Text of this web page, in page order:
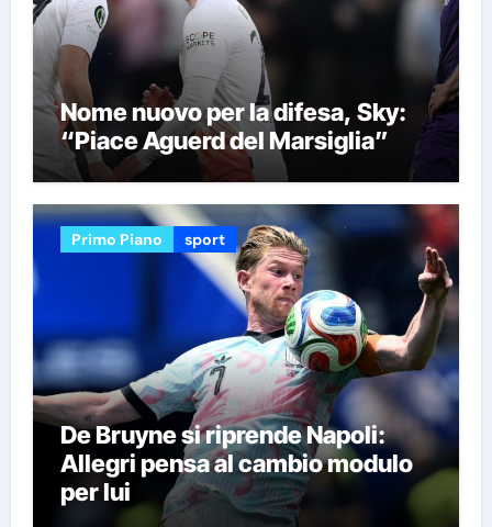
Nome nuovo per la difesa, Sky:
“Piace Aguerd del Marsiglia”
Primo Piano sport
De Bruyne si riprende Napoli:
Allegri pensa al cambio modulo
per lui